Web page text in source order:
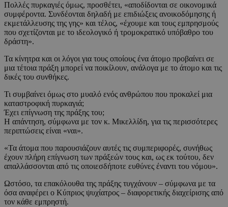
Πολλές πυρκαγιές όμως, προσθέτει, «αποδίδονται σε οικονομικά
συμφέροντα. Συνδέονται δηλαδή με επιδιώξεις ανοικοδόμησης ή
εκμετάλλευσης της γης» και τέλος, «έχουμε και τους εμπρησμούς
που σχετίζονται με το ιδεολογικό ή τρομοκρατικό υπόβαθρο του
δράστη».
Τα κίνητρα και οι λόγοι για τους οποίους ένα άτομο προβαίνει σε
μια τέτοια πράξη μπορεί να ποικίλουν, ανάλογα με το άτομο και τις
δικές του συνθήκες.
Τι συμβαίνει όμως στο μυαλό ενός ανθρώπου που προκαλεί μια
καταστροφική πυρκαγιά;
Έχει επίγνωση της πράξης του;
Η απάντηση, σύμφωνα με τον κ. Μικελλίδη, για τις περισσότερες
περιπτώσεις είναι «ναι».
«Τα άτομα που παρουσιάζουν αυτές τις συμπεριφορές, συνήθως
έχουν πλήρη επίγνωση των πράξεών τους και, ως εκ τούτου, δεν
απαλλάσσονται από τις οποιεσδήποτε ευθύνες έναντι του νόμου».
Ωστόσο, τα επακόλουθα της πράξης τυγχάνουν – σύμφωνα με τα
όσα αναφέρει ο Κύπριος ψυχίατρος – διαφορετικής διαχείρισης από
τον κάθε εμπρηστή.